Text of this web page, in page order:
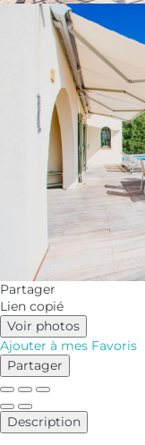
Partager
Lien copié
Voir photos
Ajouter à mes Favoris
Partager
Description